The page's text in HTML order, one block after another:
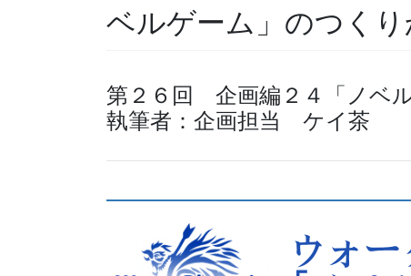
ベルゲーム」のつくり
第２６回 企画編２４「ノベ
執筆者：企画担当 ケイ茶